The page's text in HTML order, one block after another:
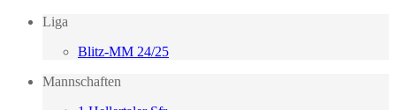
Liga
Blitz-MM 24/25
Mannschaften